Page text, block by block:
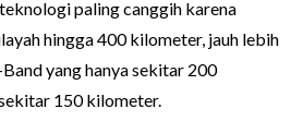
paling canggih karena
hingga 400 kilometer, jauh lebih
yang hanya sekitar 200
150 kilometer.